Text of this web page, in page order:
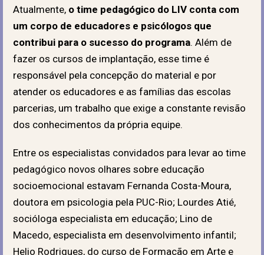
Atualmente, o time pedagógico do LIV conta com
um corpo de educadores e psicólogos que
contribui para o sucesso do programa. Além de
fazer os cursos de implantação, esse time é
responsável pela concepção do material e por
atender os educadores e as famílias das escolas
parcerias, um trabalho que exige a constante revisão
dos conhecimentos da própria equipe.
Entre os especialistas convidados para levar ao time
pedagógico novos olhares sobre educação
socioemocional estavam Fernanda Costa-Moura,
doutora em psicologia pela PUC-Rio; Lourdes Atié,
socióloga especialista em educação; Lino de
Macedo, especialista em desenvolvimento infantil;
Helio Rodrigues, do curso de Formação em Arte e